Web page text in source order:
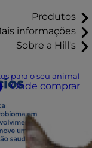
Produtos
informações
Sobre a Hill's
para o seu animal
Onde comprar